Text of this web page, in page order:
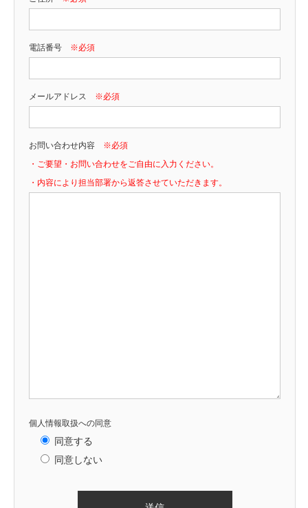
電話番号 ※必須
メールアドレス ※必須
お問い合わせ内容 ※必須
・ご要望・お問い合わせをご自由に入力ください。
・内容により担当部署から返答させていただきます。
個人情報取扱への同意
同意する
同意しない